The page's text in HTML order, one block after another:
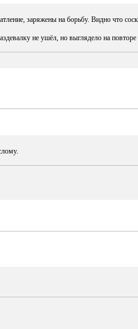
заряжены на борьбу. Видно что
не ушёл, но выглядело на